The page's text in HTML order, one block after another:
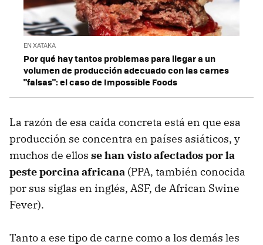
EN XATAKA
Por qué hay tantos problemas para llegar a un
volumen de producción adecuado con las carnes
"falsas": el caso de Impossible Foods
La razón de esa caída concreta está en que esa
producción se concentra en países asiáticos, y
muchos de ellos se han visto afectados por la
peste porcina africana (PPA, también conocida
por sus siglas en inglés, ASF, de African Swine
Fever).
Tanto a ese tipo de carne como a los demás les